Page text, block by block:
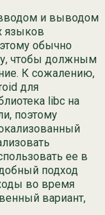
и выводом
языков
обычно
чтобы должным
К сожалению,
для
libc на
поэтому
ее в
подход
во время
вариант,